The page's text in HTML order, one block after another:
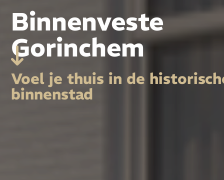
Binnenveste
Gorinchem
Voel je thuis in de
binnenstad